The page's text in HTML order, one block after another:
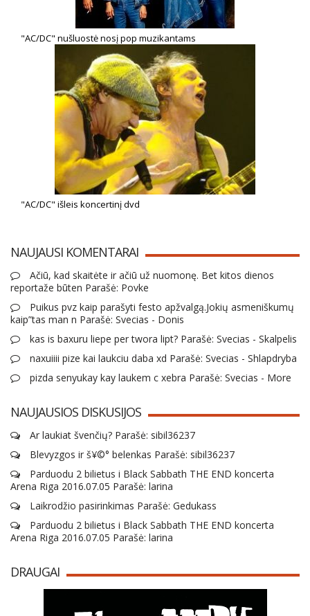
"AC/DC" nušluostė nosį pop muzikantams
"AC/DC" išleis koncertinį dvd
NAUJAUSI KOMENTARAI
Ačiū, kad skaitėte ir ačiū už nuomonę. Bet kitos dienos
reportaže būten Parašė: Povke
Puikus pvz kaip parašyti festo apžvalgą.Jokių asmeniškumų
kaip”tas man n Parašė: Svecias - Donis
kas is baxuru liepe per twora lipt? Parašė: Svecias - Skalpelis
naxuiiii pize kai laukciu daba xd Parašė: Svecias - Shlapdryba
pizda senyukay kay laukem c xebra Parašė: Svecias - More
NAUJAUSIOS DISKUSIJOS
Ar laukiat švenčių? Parašė: sibil36237
Blevyzgos ir š¥©° belenkas Parašė: sibil36237
Parduodu 2 bilietus i Black Sabbath THE END koncerta
Arena Riga 2016.07.05 Parašė: larina
Laikrodžio pasirinkimas Parašė: Gedukass
Parduodu 2 bilietus i Black Sabbath THE END koncerta
Arena Riga 2016.07.05 Parašė: larina
DRAUGAI